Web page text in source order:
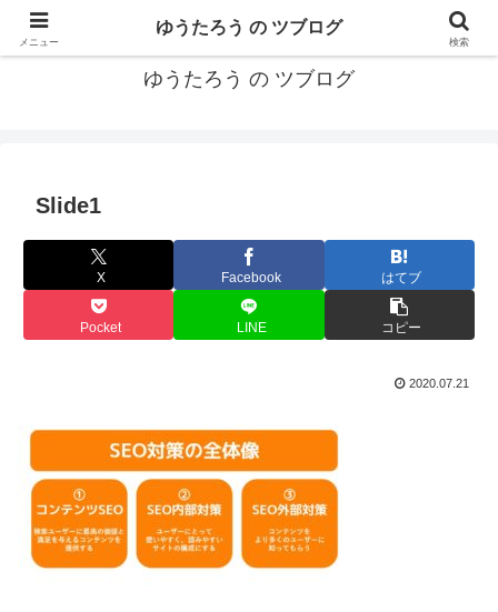
カリフォルニアMBA卒40代がMBA・キャリアとEコマースについて発信
ゆうたろう の ツブログ
Slide1
X Facebook はてブ
Pocket LINE コピー
2020.07.21
メニュー
ゆうたろう の ツブログ
検索